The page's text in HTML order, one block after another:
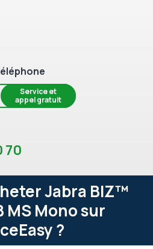
Service et
appel gratuit
70
Jabra BIZ™
MS Mono sur
?